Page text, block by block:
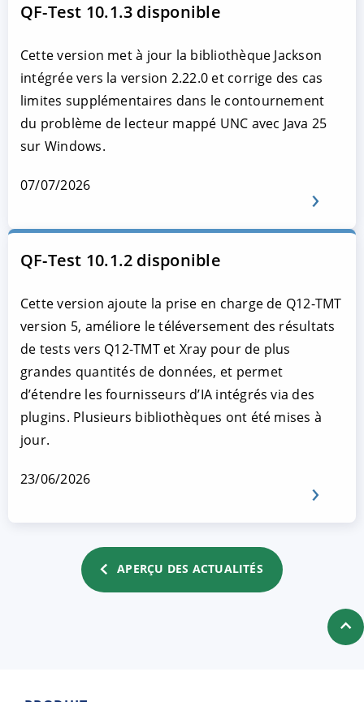
QF-Test 10.1.3 disponible
Cette version met à jour la bibliothèque Jackson
intégrée vers la version 2.22.0 et corrige des cas
limites supplémentaires dans le contournement
du problème de lecteur mappé UNC avec Java 25
sur Windows.
07/07/2026
QF-Test 10.1.2 disponible
Cette version ajoute la prise en charge de Q12-TMT
version 5, améliore le téléversement des résultats
de tests vers Q12-TMT et Xray pour de plus
grandes quantités de données, et permet
d’étendre les fournisseurs d’IA intégrés via des
plugins. Plusieurs bibliothèques ont été mises à
jour.
23/06/2026
APERÇU DES ACTUALITÉS